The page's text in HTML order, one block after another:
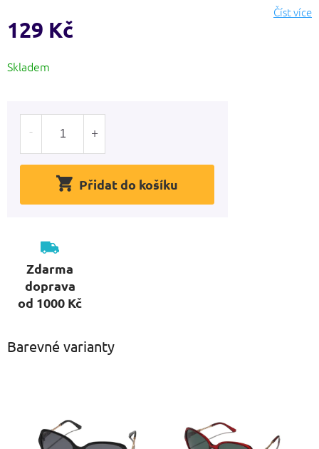
Číst více
129 Kč
cena:
Skladem
Přidat do košíku
Zdarma
doprava
od 1000 Kč
Barevné varianty